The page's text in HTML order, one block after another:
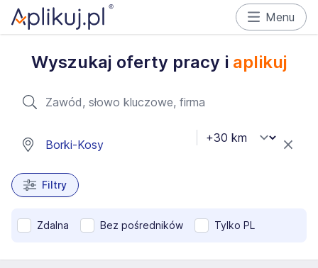
Menu
Wyszukaj oferty pracy i aplikuj
Filtry
Zdalna Bez pośredników Tylko PL